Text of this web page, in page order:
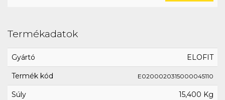
Termékadatok
Gyártó ELOFIT
Termék kód E0200020315000045110
Súly 15,400 Kg